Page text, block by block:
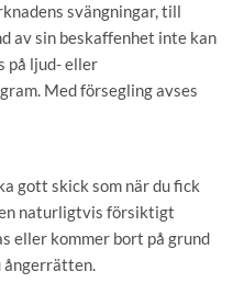
svängningar, till
av sin beskaffenhet inte kan
på ljud- eller
Med försegling avses
gott skick som när du fick
naturligtvis försiktigt
eller kommer bort på grund
ångerrätten.